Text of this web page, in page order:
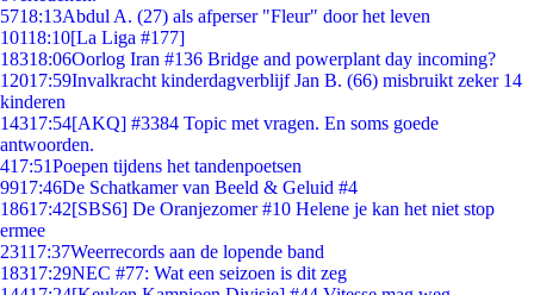
5718:13Abdul A. (27) als afperser "Fleur" door het leven
10118:10[La Liga #177]
18318:06Oorlog Iran #136 Bridge and powerplant day incoming?
12017:59Invalkracht kinderdagverblijf Jan B. (66) misbruikt zeker 14
kinderen
14317:54[AKQ] #3384 Topic met vragen. En soms goede
antwoorden.
417:51Poepen tijdens het tandenpoetsen
9917:46De Schatkamer van Beeld & Geluid #4
18617:42[SBS6] De Oranjezomer #10 Helene je kan het niet stop
ermee
23117:37Weerrecords aan de lopende band
18317:29NEC #77: Wat een seizoen is dit zeg